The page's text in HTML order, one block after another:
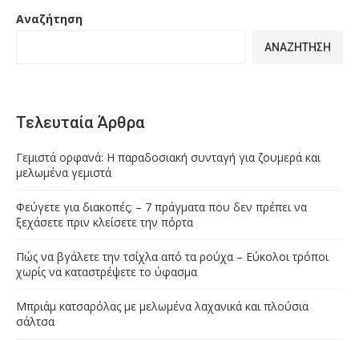
Αναζήτηση
ΑΝΑΖΉΤΗΣΗ
Τελευταία Άρθρα
Γεμιστά ορφανά: Η παραδοσιακή συνταγή για ζουμερά και
μελωμένα γεμιστά
Φεύγετε για διακοπές; – 7 πράγματα που δεν πρέπει να
ξεχάσετε πριν κλείσετε την πόρτα
Πώς να βγάλετε την τσίχλα από τα ρούχα – Εύκολοι τρόποι
χωρίς να καταστρέψετε το ύφασμα
Μπριάμ κατσαρόλας με μελωμένα λαχανικά και πλούσια
σάλτσα